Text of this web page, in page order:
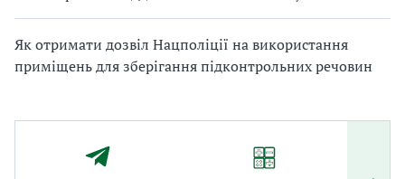
Як отримати дозвіл Нацполіції на використання
приміщень для зберігання підконтрольних речовин